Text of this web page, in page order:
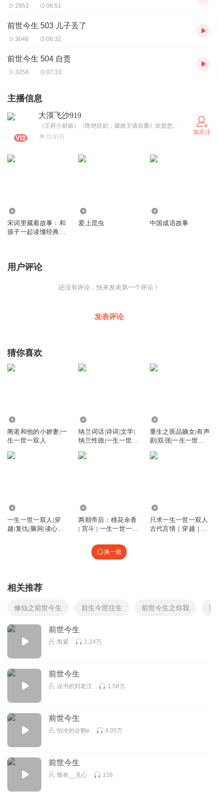
2953 06:51
前世今生 503 儿子丢了
3046 06:32
前世今生 504 自责
3258 07:33
主播信息
大漠飞沙919
《王府小厨娘》《医绝狂妃，摄政王请自重》欢迎您来收听。感谢您的五星好评、点赞、评论，感谢您投的宝贵的月票。茫茫音海和你相遇，往后的路上，工作，睡前，我都会陪伴着你，有任何想法和建议，可以评论留言哦！故事和飞沙，都在陪你。
35.95万
加关注
宋词里藏着故事：和
孩子一起读懂经典名
爱上昆虫 中国成语故事
用户评论
还没有评论，快来发表第一个评论！
发表评论
猜你喜欢
阁老和他的小娇妻|一
生一世一双人
纳兰词话|诗词|文学|
纳兰性德|一生一世一
重生之医品嫡女|有声
剧|双强|一生一世一
一生一世一双人|穿
越|复仇|脑洞|读心术|
两朝帝后：桃花余香
| 宫斗 | 一生一世一双
只求一生一世一双人
古代言情｜穿越｜爆
换一批
相关推荐
修仙之前世今生 前生今世往生 前世今生之你我 笑
前世今生
凯紫 1.24万
前世今生
说书的刘老汉 1.58万
前世今生
怕冷的企鹅e 4.05万
前世今生
预有__见心 126